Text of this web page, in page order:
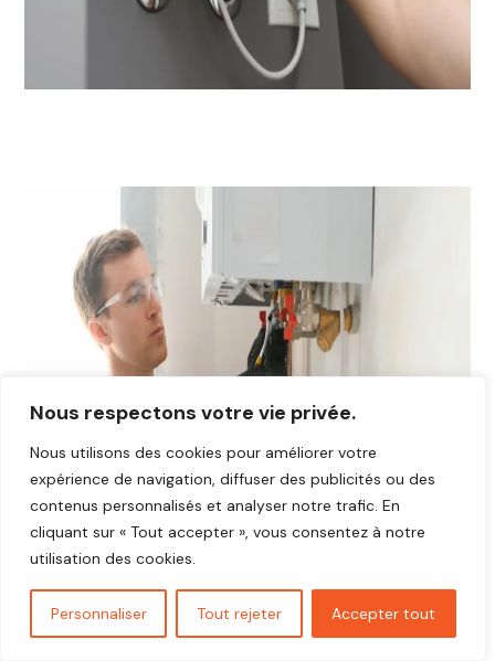
Nous respectons votre vie privée.
Nous utilisons des cookies pour améliorer votre
expérience de navigation, diffuser des publicités ou des
contenus personnalisés et analyser notre trafic. En
cliquant sur « Tout accepter », vous consentez à notre
utilisation des cookies.
Personnaliser Tout rejeter Accepter tout